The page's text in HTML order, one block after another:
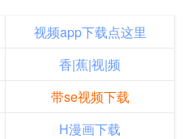
视频app下载点这里
香|蕉|视|频
带se视频下载
H漫画下载